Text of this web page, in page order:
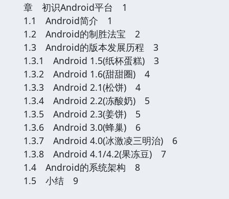
章 初识Android平台 1
1.1 Android简介 1
1.2 Android的制胜法宝 2
1.3 Android的版本发展历程 3
1.3.1 Android 1.5(纸杯蛋糕) 3
1.3.2 Android 1.6(甜甜圈) 4
1.3.3 Android 2.1(松饼) 4
1.3.4 Android 2.2(冻酸奶) 5
1.3.5 Android 2.3(姜饼) 5
1.3.6 Android 3.0(蜂巢) 6
1.3.7 Android 4.0(冰激凌三明治) 6
1.3.8 Android 4.1/4.2(果冻豆) 7
1.4 Android的系统架构 8
1.5 小结 9